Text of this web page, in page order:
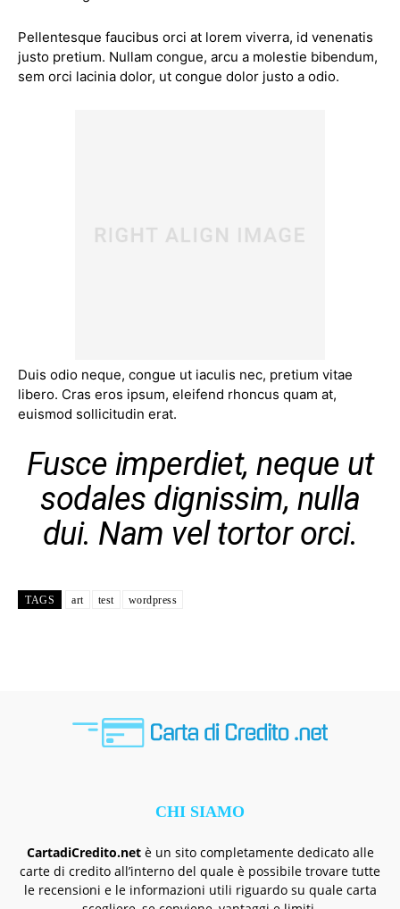
Pellentesque faucibus orci at lorem viverra, id venenatis
justo pretium. Nullam congue, arcu a molestie bibendum,
sem orci lacinia dolor, ut congue dolor justo a odio.
Duis odio neque, congue ut iaculis nec, pretium vitae
libero. Cras eros ipsum, eleifend rhoncus quam at,
euismod sollicitudin erat.
Fusce imperdiet, neque ut
sodales dignissim, nulla
dui. Nam vel tortor orci.
TAGS art test wordpress
CHI SIAMO
CartadiCredito.netè un sito completamente dedicato alle
carte di credito all’interno del quale è possibile trovare tutte
le recensioni e le informazioni utili riguardo su quale carta